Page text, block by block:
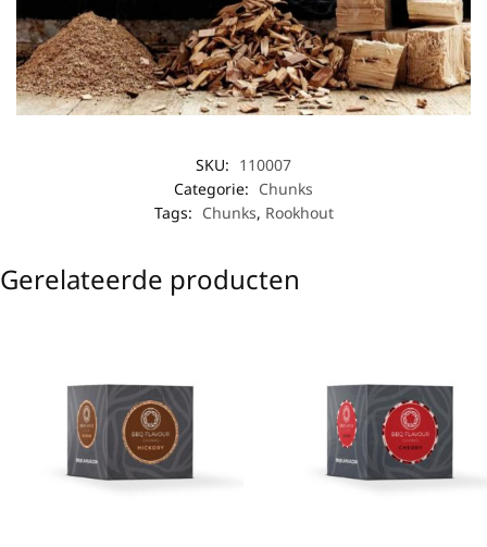
SKU: 110007
Categorie: Chunks
Tags: Chunks, Rookhout
Gerelateerde producten